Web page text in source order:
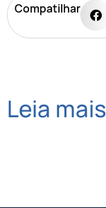
Compatilhar
Leia mais